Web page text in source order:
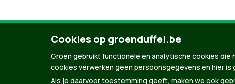
Cookies op groenduffel.be
Groen gebruikt functionele en analytische cookies
cookies verwerken geen persoonsgegevens en hier
Als je daarvoor toestemming geeft, maken we ook